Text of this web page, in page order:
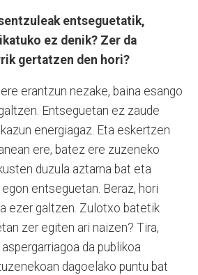
entseguetatik,
ez denik? Zer da
gertatzen den hori?
erantzun nezake, baina esango
Entseguetan ez zaude
energiagaz. Eta eskertzen
ere, batez ere zuzeneko
duzula aztarna bat eta
entseguetan. Beraz, hori
ezer galtzen. Zulotxo batetik
zer egiten ari naizen? Tira,
da publikoa
dagoelako puntu bat